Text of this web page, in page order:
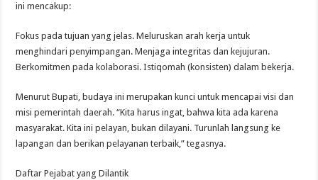
ini mencakup:
Fokus pada tujuan yang jelas. Meluruskan arah kerja untuk
menghindari penyimpangan. Menjaga integritas dan kejujuran.
Berkomitmen pada kolaborasi. Istiqomah (konsisten) dalam bekerja.
Menurut Bupati, budaya ini merupakan kunci untuk mencapai visi dan
misi pemerintah daerah. “Kita harus ingat, bahwa kita ada karena
masyarakat. Kita ini pelayan, bukan dilayani. Turunlah langsung ke
lapangan dan berikan pelayanan terbaik,” tegasnya.
Daftar Pejabat yang Dilantik